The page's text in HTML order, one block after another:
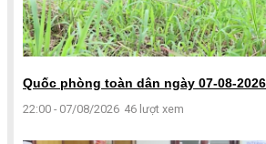
Quốc phòng toàn dân ngày 07-08-2026
22:00 - 07/08/2026 46 lượt xem